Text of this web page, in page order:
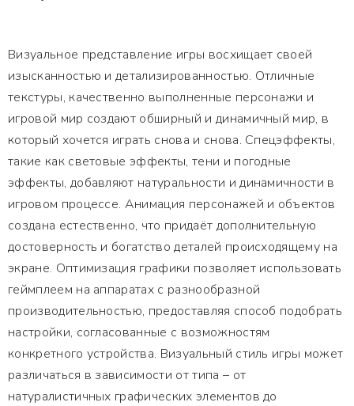
Визуальное представление игры восхищает своей
изысканностью и детализированностью. Отличные
текстуры, качественно выполненные персонажи и
игровой мир создают обширный и динамичный мир, в
который хочется играть снова и снова. Спецэффекты,
такие как световые эффекты, тени и погодные
эффекты, добавляют натуральности и динамичности в
игровом процессе. Анимация персонажей и объектов
создана естественно, что придаёт дополнительную
достоверность и богатство деталей происходящему на
экране. Оптимизация графики позволяет использовать
геймплеем на аппаратах с разнообразной
производительностью, предоставляя способ подобрать
настройки, согласованные с возможностям
конкретного устройства. Визуальный стиль игры может
различаться в зависимости от типа – от
натуралистичных графических элементов до